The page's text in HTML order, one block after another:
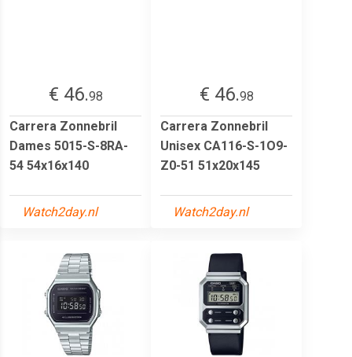
€ 46.98
Carrera Zonnebril
Dames 5015-S-8RA-
54 54x16x140
Watch2day.nl
€ 46.98
Carrera Zonnebril
Unisex CA116-S-1O9-
Z0-51 51x20x145
Watch2day.nl